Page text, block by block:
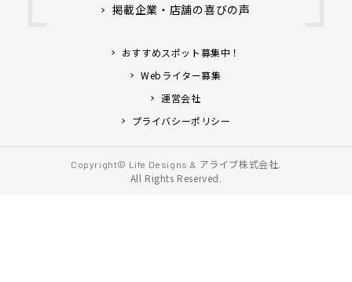
掲載企業・店舗の喜びの声
おすすめスポット募集中！
Webライター募集
運営会社
プライバシーポリシー
Copyright© Life Designs & アライブ株式会社.
All Rights Reserved.